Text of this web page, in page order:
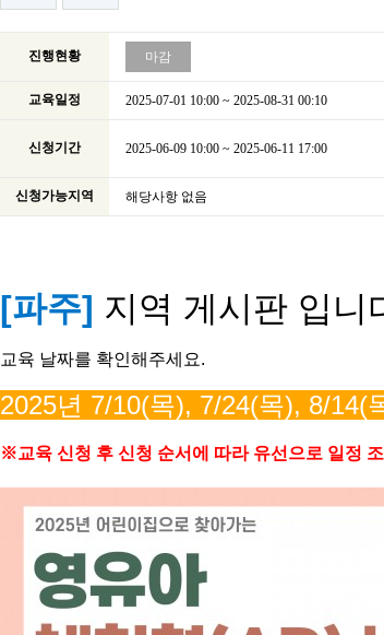
진행현황 마감
교육일정 2025-07-01 10:00 ~ 2025-08-31 00:10
신청기간 2025-06-09 10:00 ~ 2025-06-11 17:00
신청가능지역 해당사항 없음
[파주] 지역 게시판 입니
교육 날짜를 확인해주세요.
2025년 7/10(목), 7/24(목), 8/14(
※교육 신청 후 신청 순서에 따라 유선으로 일정